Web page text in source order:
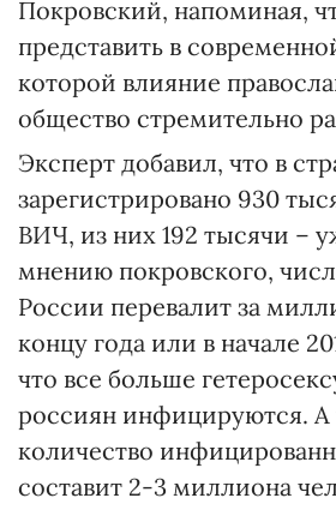
Покровский, напоминая,
представить в
которой влияние
общество стремительно
Эксперт добавил, что в
зарегистрировано 930
ВИЧ, из них 192 тысячи –
мнению покровского,
России перевалит за
концу года или в начале
что все больше
россиян инфицируются. А
количество
составит 2-3 миллиона